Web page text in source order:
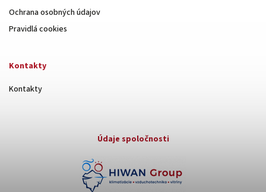
Ochrana osobných údajov
Pravidlá cookies
Kontakty
Kontakty
Údaje spoločnosti